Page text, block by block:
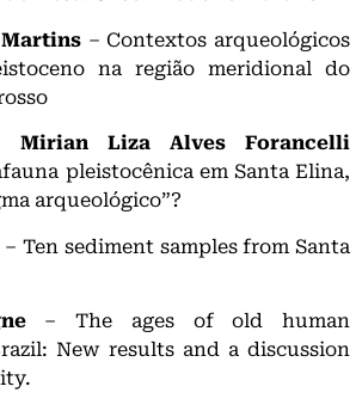
– Contextos arqueológicos
na região meridional do
Mirian Liza Alves Forancelli
pleistocênica em Santa Elina,
arqueológico”?
– Ten sediment samples from Santa
– The ages of old human
New results and a discussion